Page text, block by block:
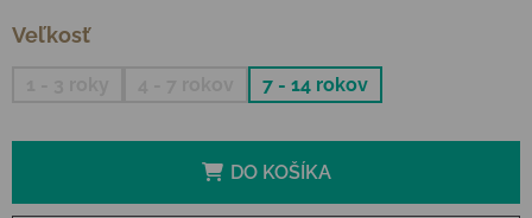
Veľkosť
7 - 14 rokov
DO KOŠÍKA